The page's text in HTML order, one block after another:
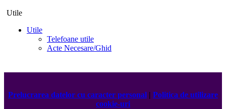
Utile
Utile
Telefoane utile
Acte Necesare/Ghid
Prelucrarea datelor cu caracter personal | Politica de utilizare
cookie-uri